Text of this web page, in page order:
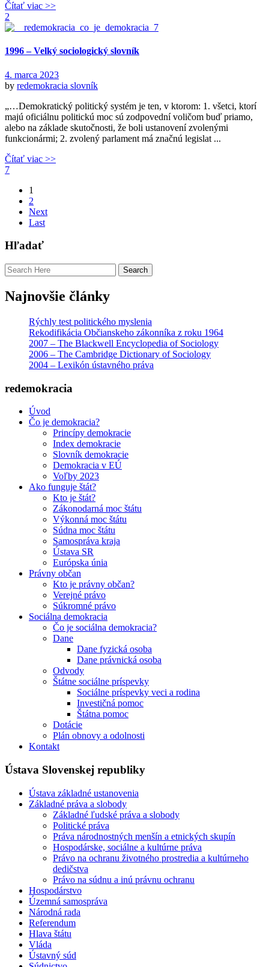
Čítať viac >>
2
1996 – Velký sociologický slovník
4. marca 2023
by redemokracia slovník
„…Demokratický politický systém je ten, v ktorom: 1. všetci, ktorí
majú oficiálnu politickú moc sú zodpovední voličom buď priamo,
alebo na základe skutočnosti, že boli ustanovení zvolenými
funkcionármi; 2. zvolený parlament má značnú legislat ...
Čítať viac >>
7
1
2
Next
Last
Hľadať
Najnovšie články
Rýchly test politického myslenia
Rekodifikácia Občianskeho zákonníka z roku 1964
2007 – The Blackwell Encyclopedia of Sociology
2006 – The Cambridge Dictionary of Sociology
2004 – Lexikón ústavného práva
redemokracia
Úvod
Čo je demokracia?
Princípy demokracie
Index demokracie
Slovník demokracie
Demokracia v EÚ
Voľby 2023
Ako funguje štát?
Kto je štát?
Zákonodarná moc štátu
Výkonná moc štátu
Súdna moc štátu
Samospráva kraja
Ústava SR
Európska únia
Právny občan
Kto je právny občan?
Verejné právo
Súkromné právo
Sociálna demokracia
Čo je sociálna demokracia?
Dane
Dane fyzická osoba
Dane právnická osoba
Odvody
Štátne sociálne príspevky
Sociálne príspevky veci a rodina
Investičná pomoc
Štátna pomoc
Dotácie
Plán obnovy a odolnosti
Kontakt
Ústava Slovenskej republiky
Ústava základné ustanovenia
Základné práva a slobody
Základné ľudské práva a slobody
Politické práva
Práva národnostných menšín a etnických skupín
Hospodárske, sociálne a kultúrne práva
Právo na ochranu životného prostredia a kultúrneho
dedičstva
Právo na súdnu a inú právnu ochranu
Hospodárstvo
Územná samospráva
Národná rada
Referendum
Hlava štátu
Vláda
Ústavný súd